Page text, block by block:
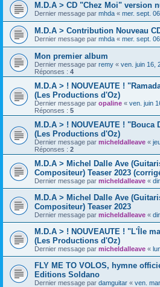
M.D.A > CD "Chez Moi" version
Dernier message par mhda « mer. sept.
M.D.A > Contribution Nouveau
Dernier message par mhda « mer. sept.
Mon premier album
Dernier message par remy « ven. juin 16,
Réponses : 4
M.D.A > ! NOUVEAUTE !
(Les Productions d'Oz)
Dernier message par opaline « ven. juin
Réponses : 5
M.D.A > ! NOUVEAUTE !
(Les Productions d'Oz)
Dernier message par micheldalleave «
Réponses : 2
M.D.A > Michel Dalle Ave
Compositeur) Teaser 2023
Dernier message par micheldalleave «
M.D.A > Michel Dalle Ave
Compositeur) Teaser 2023
Dernier message par micheldalleave «
M.D.A > ! NOUVEAUTE ! "L'Île
(Les Productions d'Oz)
Dernier message par micheldalleave «
FLY ME TO VOLOS, hymne
Editions Soldano
Dernier message par damguitar « ven.